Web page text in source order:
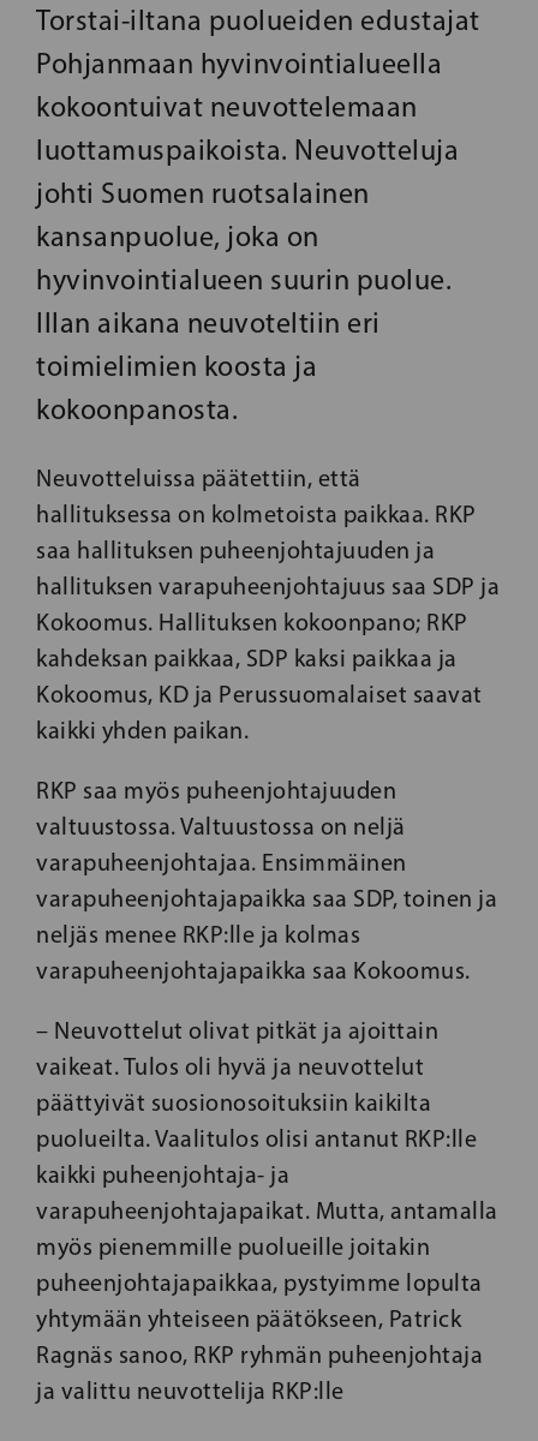
Torstai-iltana puolueiden edustajat
Pohjanmaan hyvinvointialueella
kokoontuivat neuvottelemaan
luottamuspaikoista. Neuvotteluja
johti Suomen ruotsalainen
kansanpuolue, joka on
hyvinvointialueen suurin puolue.
Illan aikana neuvoteltiin eri
toimielimien koosta ja
kokoonpanosta.
Neuvotteluissa päätettiin, että
hallituksessa on kolmetoista paikkaa. RKP
saa hallituksen puheenjohtajuuden ja
hallituksen varapuheenjohtajuus saa SDP ja
Kokoomus. Hallituksen kokoonpano; RKP
kahdeksan paikkaa, SDP kaksi paikkaa ja
Kokoomus, KD ja Perussuomalaiset saavat
kaikki yhden paikan.
RKP saa myös puheenjohtajuuden
valtuustossa. Valtuustossa on neljä
varapuheenjohtajaa. Ensimmäinen
varapuheenjohtajapaikka saa SDP, toinen ja
neljäs menee RKP:lle ja kolmas
varapuheenjohtajapaikka saa Kokoomus.
– Neuvottelut olivat pitkät ja ajoittain
vaikeat. Tulos oli hyvä ja neuvottelut
päättyivät suosionosoituksiin kaikilta
puolueilta. Vaalitulos olisi antanut RKP:lle
kaikki puheenjohtaja- ja
varapuheenjohtajapaikat. Mutta, antamalla
myös pienemmille puolueille joitakin
puheenjohtajapaikkaa, pystyimme lopulta
yhtymään yhteiseen päätökseen, Patrick
Ragnäs sanoo, RKP ryhmän puheenjohtaja
ja valittu neuvottelija RKP:lle